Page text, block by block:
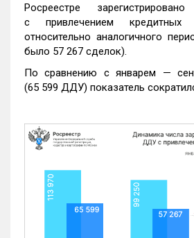
Росреестре
с привлечением кредитных
относительно аналогичного
было 57 267 сделок).
По сравнению с январем —
(65 599 ДДУ) показатель